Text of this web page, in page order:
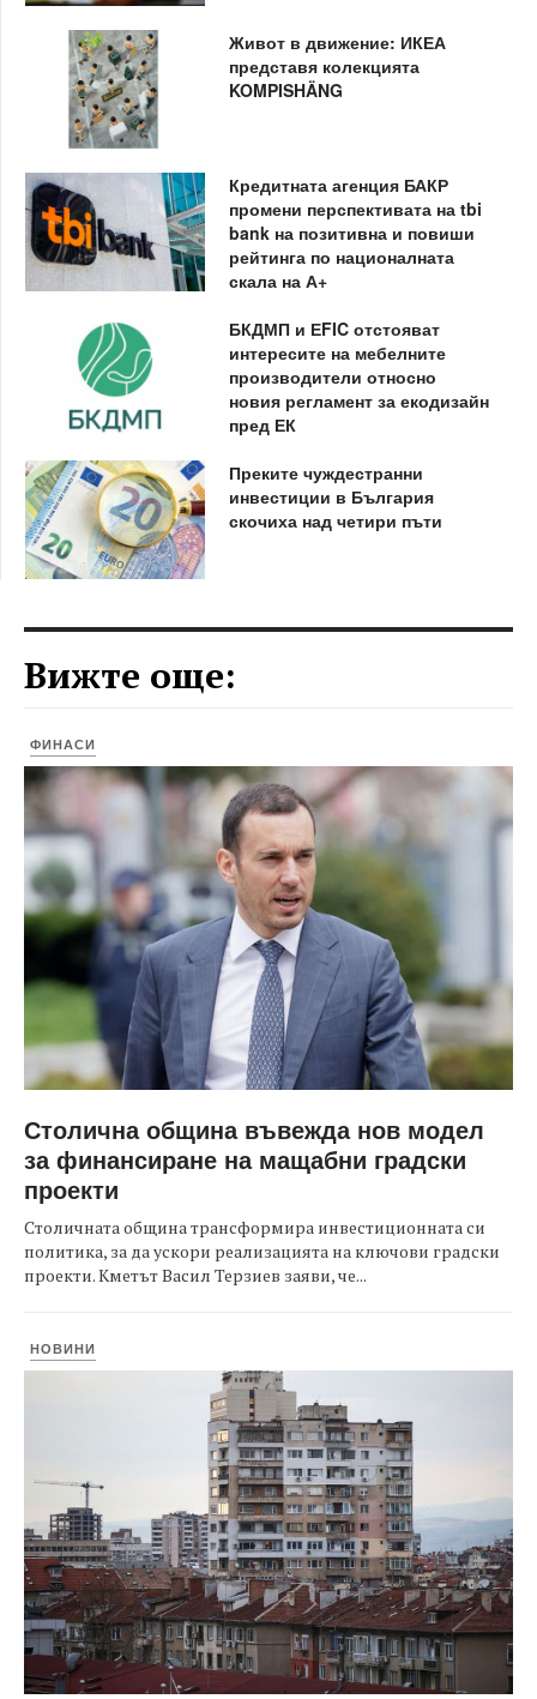
Живот в движение: ИКЕА
представя колекцията
KOMPISHÄNG
Кредитната агенция БАКР
промени перспективата на tbi
bank на позитивна и повиши
рейтинга по националната
скала на А+
БКДМП и ЕFIC отстояват
интересите на мебелните
производители относно
новия регламент за екодизайн
пред ЕК
Преките чуждестранни
инвестиции в България
скочиха над четири пъти
Вижте още:
ФИНАСИ
Столична община въвежда нов модел
за финансиране на мащабни градски
проекти
Столичната община трансформира инвестиционната си
политика, за да ускори реализацията на ключови градски
проекти. Кметът Васил Терзиев заяви, че...
НОВИНИ